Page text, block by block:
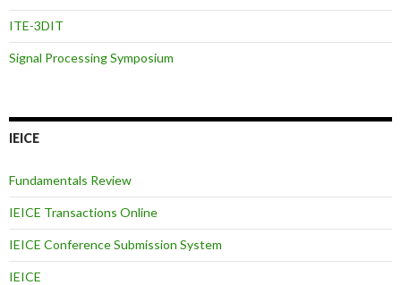
ITE-3DIT
Signal Processing Symposium
IEICE
Fundamentals Review
IEICE Transactions Online
IEICE Conference Submission System
IEICE